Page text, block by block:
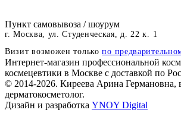
Пункт самовывоза / шоурум
г. Москва, ул. Студенческая, д. 22 к. 1
Визит возможен толькопо
Интернет-магазин профессиональной
космецевтики в Москве с доставкой по
© 2014-2026. Киреева Арина Германовна,
дерматокосметолог.
Дизайн и разработка YNOY Digital